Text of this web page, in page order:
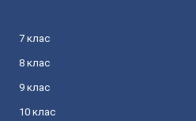
7 клас
8 клас
9 клас
10 клас